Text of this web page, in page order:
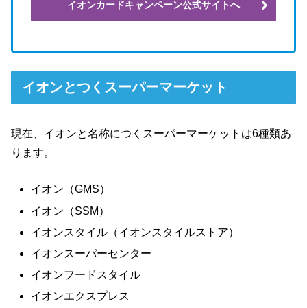
イオンカードキャンペーン公式サイトへ
イオンとつくスーパーマーケット
現在、イオンと名称につくスーパーマーケットは6種類あ
ります。
イオン（GMS）
イオン（SSM）
イオンスタイル（イオンスタイルストア）
イオンスーパーセンター
イオンフードスタイル
イオンエクスプレス